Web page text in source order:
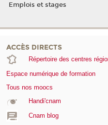
Emplois et stages
ACCÈS DIRECTS
Répertoire des centres
Espace numérique de formation
Tous nos moocs
Handi'cnam
Cnam blog